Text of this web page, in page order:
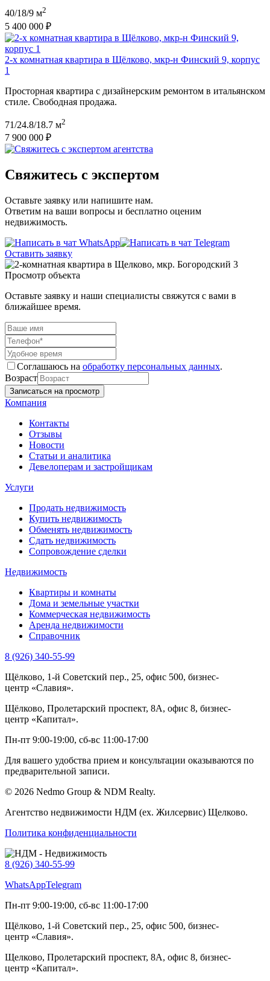
40/18/9 м2
5 400 000 ₽
2-х комнатная квартира в Щёлково, мкр-н Финский 9, корпус
1
Просторная квартира с дизайнерским ремонтом в итальянском
стиле. Свободная продажа.
71/24.8/18.7 м2
7 900 000 ₽
Свяжитесь с экспертом
Оставьте заявку или напишите нам.
Ответим на ваши вопросы и бесплатно оценим
недвижимость.
Оставить заявку
Просмотр объекта
Оставьте заявку и наши специалисты свяжутся с вами в
ближайшее время.
Соглашаюсь на обработку персональных данных.
Возраст
Компания
Контакты
Отзывы
Новости
Статьи и аналитика
Девелоперам и застройщикам
Услуги
Продать недвижимость
Купить недвижимость
Обменять недвижимость
Сдать недвижимость
Сопровождение сделки
Недвижимость
Квартиры и комнаты
Дома и земельные участки
Коммерческая недвижимость
Аренда недвижимости
Справочник
8 (926) 340-55-99
Щёлково, 1-й Советский пер., 25, офис 500, бизнес-
центр «Славия».
Щёлково, Пролетарский проспект, 8А, офис 8, бизнес-
центр «Капитал».
Пн-пт 9:00-19:00, сб-вс 11:00-17:00
Для вашего удобства прием и консультации оказываются по
предварительной записи.
© 2026 Nedmo Group & NDM Realty.
Агентство недвижимости НДМ (ex. Жилсервис) Щелково.
Политика конфиденциальности
8 (926) 340-55-99
WhatsAppTelegram
Пн-пт 9:00-19:00, сб-вс 11:00-17:00
Щёлково, 1-й Советский пер., 25, офис 500, бизнес-
центр «Славия».
Щелково, Пролетарский проспект, 8А, офис 8, бизнес-
центр «Капитал».